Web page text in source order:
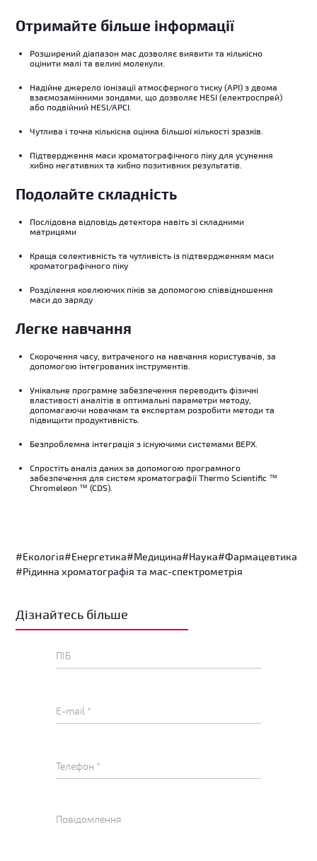
Отримайте більше інформації
Розширений діапазон мас дозволяє виявити та кількісно
оцінити малі та великі молекули.
Надійне джерело іонізації атмосферного тиску (API) з двома
взаємозамінними зондами, що дозволяє HESI (електроспрей)
або подвійний HESI/APCI.
Чутлива і точна кількісна оцінка більшої кількості зразків.
Підтвердження маси хроматографічного піку для усунення
хибно негативних та хибно позитивних результатів.
Подолайте складність
Послідовна відповідь детектора навіть зі складними
матрицями
Краща селективність та чутливість із підтвердженням маси
хроматографічного піку
Розділення коелюючих піків за допомогою співвідношення
маси до заряду
Легке навчання
Скорочення часу, витраченого на навчання користувачів, за
допомогою інтегрованих інструментів.
Унікальне програмне забезпечення переводить фізичні
властивості аналітів в оптимальні параметри методу,
допомагаючи новачкам та експертам розробити методи та
підвищити продуктивність.
Безпроблемна інтеграція з існуючими системами ВЕРХ.
Спростіть аналіз даних за допомогою програмного
забезпечення для систем хроматографії Thermo Scientific ™
Chromeleon ™ (CDS).
#Екологія#Енергетика#Медицина#Наука#Фармацевтика
#Рідинна хроматографія та мас-спектрометрія
Дізнайтесь більше